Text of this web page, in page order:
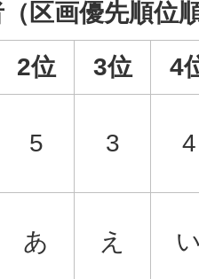
区画優先順位
2位 3位
4
5 3 4
あ え